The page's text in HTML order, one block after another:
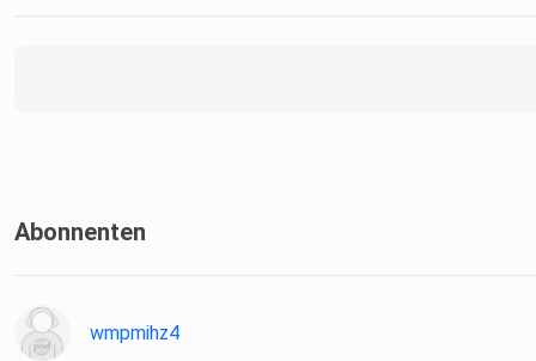
Abonnenten
wmpmihz4